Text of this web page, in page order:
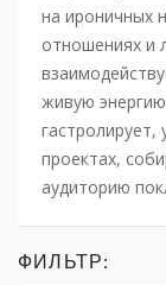
на ироничных
отношениях и
живую
гастролирует,
проектах,
аудиторию
ФИЛЬТР: